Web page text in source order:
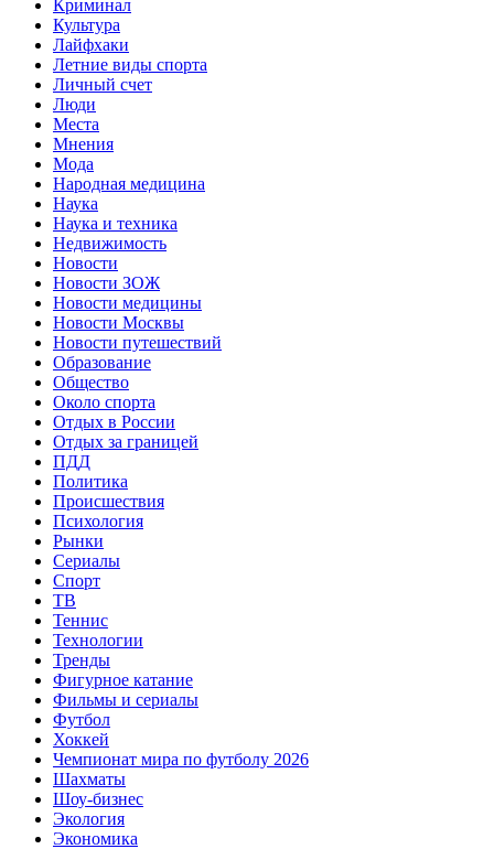
Криминал
Культура
Лайфхаки
Летние виды спорта
Личный счет
Люди
Места
Мнения
Мода
Народная медицина
Наука
Наука и техника
Недвижимость
Новости
Новости ЗОЖ
Новости медицины
Новости Москвы
Новости путешествий
Образование
Общество
Около спорта
Отдых в России
Отдых за границей
ПДД
Политика
Происшествия
Психология
Рынки
Сериалы
Спорт
ТВ
Теннис
Технологии
Тренды
Фигурное катание
Фильмы и сериалы
Футбол
Хоккей
Чемпионат мира по футболу 2026
Шахматы
Шоу-бизнес
Экология
Экономика